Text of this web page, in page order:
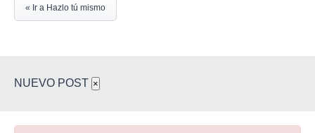
« Ir a Hazlo tú mismo
NUEVO POST ×